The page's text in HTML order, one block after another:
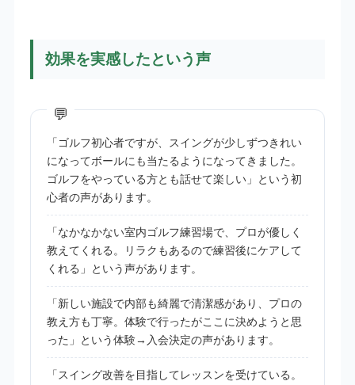
効果を実感したという声
「ゴルフ初心者ですが、スイングが少しずつきれい
になってボールにも当たるようになってきました。
ゴルフをやっている方とも話せて楽しい」という初
心者の声があります。
「なかなかない室内ゴルフ練習場で、プロが優しく
教えてくれる。リラクもあるので練習後にケアして
くれる」という声があります。
「新しい施設で内部も綺麗で清潔感があり、プロの
教え方も丁寧。体験で行ったがここに決めようと思
った」という体験→入会決定の声があります。
「スイング改善を目指してレッスンを受けている。